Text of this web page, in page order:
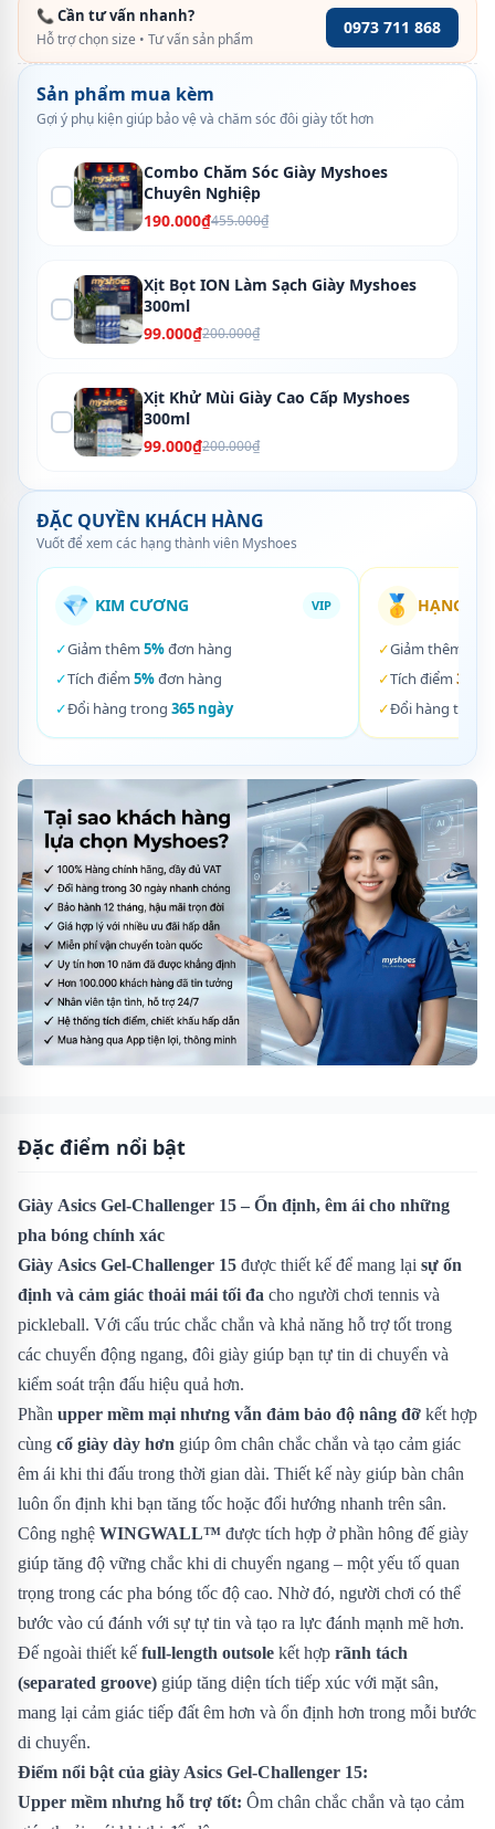
📞 Cần tư vấn nhanh?
Hỗ trợ chọn size • Tư vấn sản phẩm
0973 711 868
Sản phẩm mua kèm
Gợi ý phụ kiện giúp bảo vệ và chăm sóc đôi giày tốt hơn
Combo Chăm Sóc Giày Myshoes
Chuyên Nghiệp
190.000₫455.000₫
Xịt Bọt ION Làm Sạch Giày Myshoes
300ml
99.000₫200.000₫
Xịt Khử Mùi Giày Cao Cấp Myshoes
300ml
99.000₫200.000₫
ĐẶC QUYỀN KHÁCH HÀNG
Vuốt để xem các hạng thành viên Myshoes
💎 KIM CƯƠNG VIP
✓Giảm thêm 5%đơn hàng
✓Tích điểm 5%đơn hàng
✓Đổi hàng trong 365 ngày
🥇 HẠNG
✓Giảm thêm
✓Tích điểm 3%
✓Đổi hàng trong
Đặc điểm nổi bật
Giày Asics Gel-Challenger 15 – Ổn định, êm ái cho những
pha bóng chính xác
Giày Asics Gel-Challenger 15 được thiết kế để mang lại sự ổn
định và cảm giác thoải mái tối đa cho người chơi tennis và
pickleball. Với cấu trúc chắc chắn và khả năng hỗ trợ tốt trong
các chuyển động ngang, đôi giày giúp bạn tự tin di chuyển và
kiểm soát trận đấu hiệu quả hơn.
Phần upper mềm mại nhưng vẫn đảm bảo độ nâng đỡ kết hợp
cùng cổ giày dày hơn giúp ôm chân chắc chắn và tạo cảm giác
êm ái khi thi đấu trong thời gian dài. Thiết kế này giúp bàn chân
luôn ổn định khi bạn tăng tốc hoặc đổi hướng nhanh trên sân.
Công nghệ WINGWALL™ được tích hợp ở phần hông đế giày
giúp tăng độ vững chắc khi di chuyển ngang – một yếu tố quan
trọng trong các pha bóng tốc độ cao. Nhờ đó, người chơi có thể
bước vào cú đánh với sự tự tin và tạo ra lực đánh mạnh mẽ hơn.
Đế ngoài thiết kế full-length outsole kết hợp rãnh tách
(separated groove) giúp tăng diện tích tiếp xúc với mặt sân,
mang lại cảm giác tiếp đất êm hơn và ổn định hơn trong mỗi bước
di chuyển.
Điểm nổi bật của giày Asics Gel-Challenger 15:
Upper mềm nhưng hỗ trợ tốt: Ôm chân chắc chắn và tạo cảm